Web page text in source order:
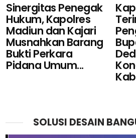
Sinergitas Penegak
Hukum, Kapolres
Madiun dan Kajari
Musnahkan Barang
Bukti Perkara
Pidana Umum...
SOLUSI DESAIN